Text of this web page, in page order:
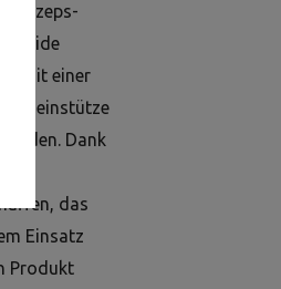
Bizeps-
solide
mit einer
Beinstütze
Dank
das
Einsatz
Produkt